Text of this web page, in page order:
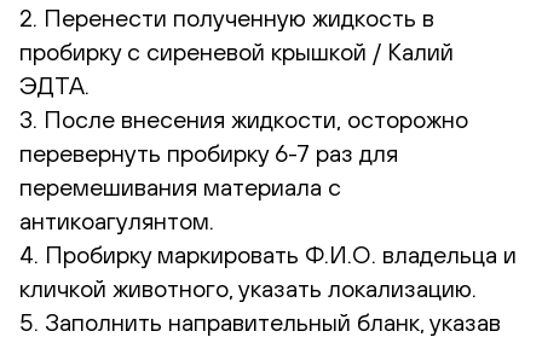
2. Перенести полученную жидкость в
пробирку с сиреневой крышкой / Калий
ЭДТА.
3. После внесения жидкости, осторожно
перевернуть пробирку 6-7 раз для
перемешивания материала с
антикоагулянтом.
4. Пробирку маркировать Ф.И.О. владельца и
кличкой животного, указать локализацию.
5. Заполнить направительный бланк, указав